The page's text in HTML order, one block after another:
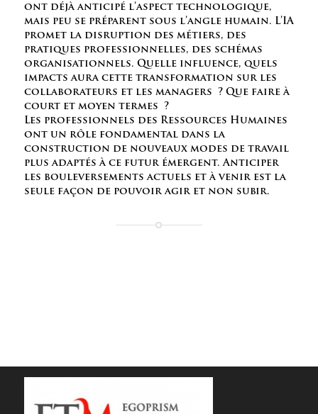
ont déjà anticipé l’aspect technologique,
mais peu se préparent sous l’angle humain. L’IA
promet la disruption des métiers, des
pratiques professionnelles, des schémas
organisationnels. Quelle influence, quels
impacts aura cette transformation sur les
collaborateurs et les managers ? Que faire à
court et moyen termes ?
Les professionnels des Ressources Humaines
ont un rôle fondamental dans la
construction de nouveaux modes de travail
plus adaptés à ce futur émergent. Anticiper
les bouleversements actuels et à venir est la
seule façon de pouvoir agir et non subir.